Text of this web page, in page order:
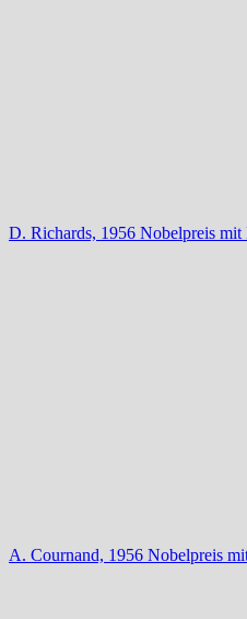
D. Richards, 1956 Nobelpreis mit
A. Cournand, 1956 Nobelpreis